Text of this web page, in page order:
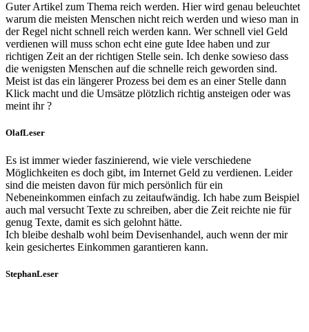
Guter Artikel zum Thema reich werden. Hier wird genau beleuchtet
warum die meisten Menschen nicht reich werden und wieso man in
der Regel nicht schnell reich werden kann. Wer schnell viel Geld
verdienen will muss schon echt eine gute Idee haben und zur
richtigen Zeit an der richtigen Stelle sein. Ich denke sowieso dass
die wenigsten Menschen auf die schnelle reich geworden sind.
Meist ist das ein längerer Prozess bei dem es an einer Stelle dann
Klick macht und die Umsätze plötzlich richtig ansteigen oder was
meint ihr ?
OlafLeser
Es ist immer wieder faszinierend, wie viele verschiedene
Möglichkeiten es doch gibt, im Internet Geld zu verdienen. Leider
sind die meisten davon für mich persönlich für ein
Nebeneinkommen einfach zu zeitaufwändig. Ich habe zum Beispiel
auch mal versucht Texte zu schreiben, aber die Zeit reichte nie für
genug Texte, damit es sich gelohnt hätte.
Ich bleibe deshalb wohl beim Devisenhandel, auch wenn der mir
kein gesichertes Einkommen garantieren kann.
StephanLeser